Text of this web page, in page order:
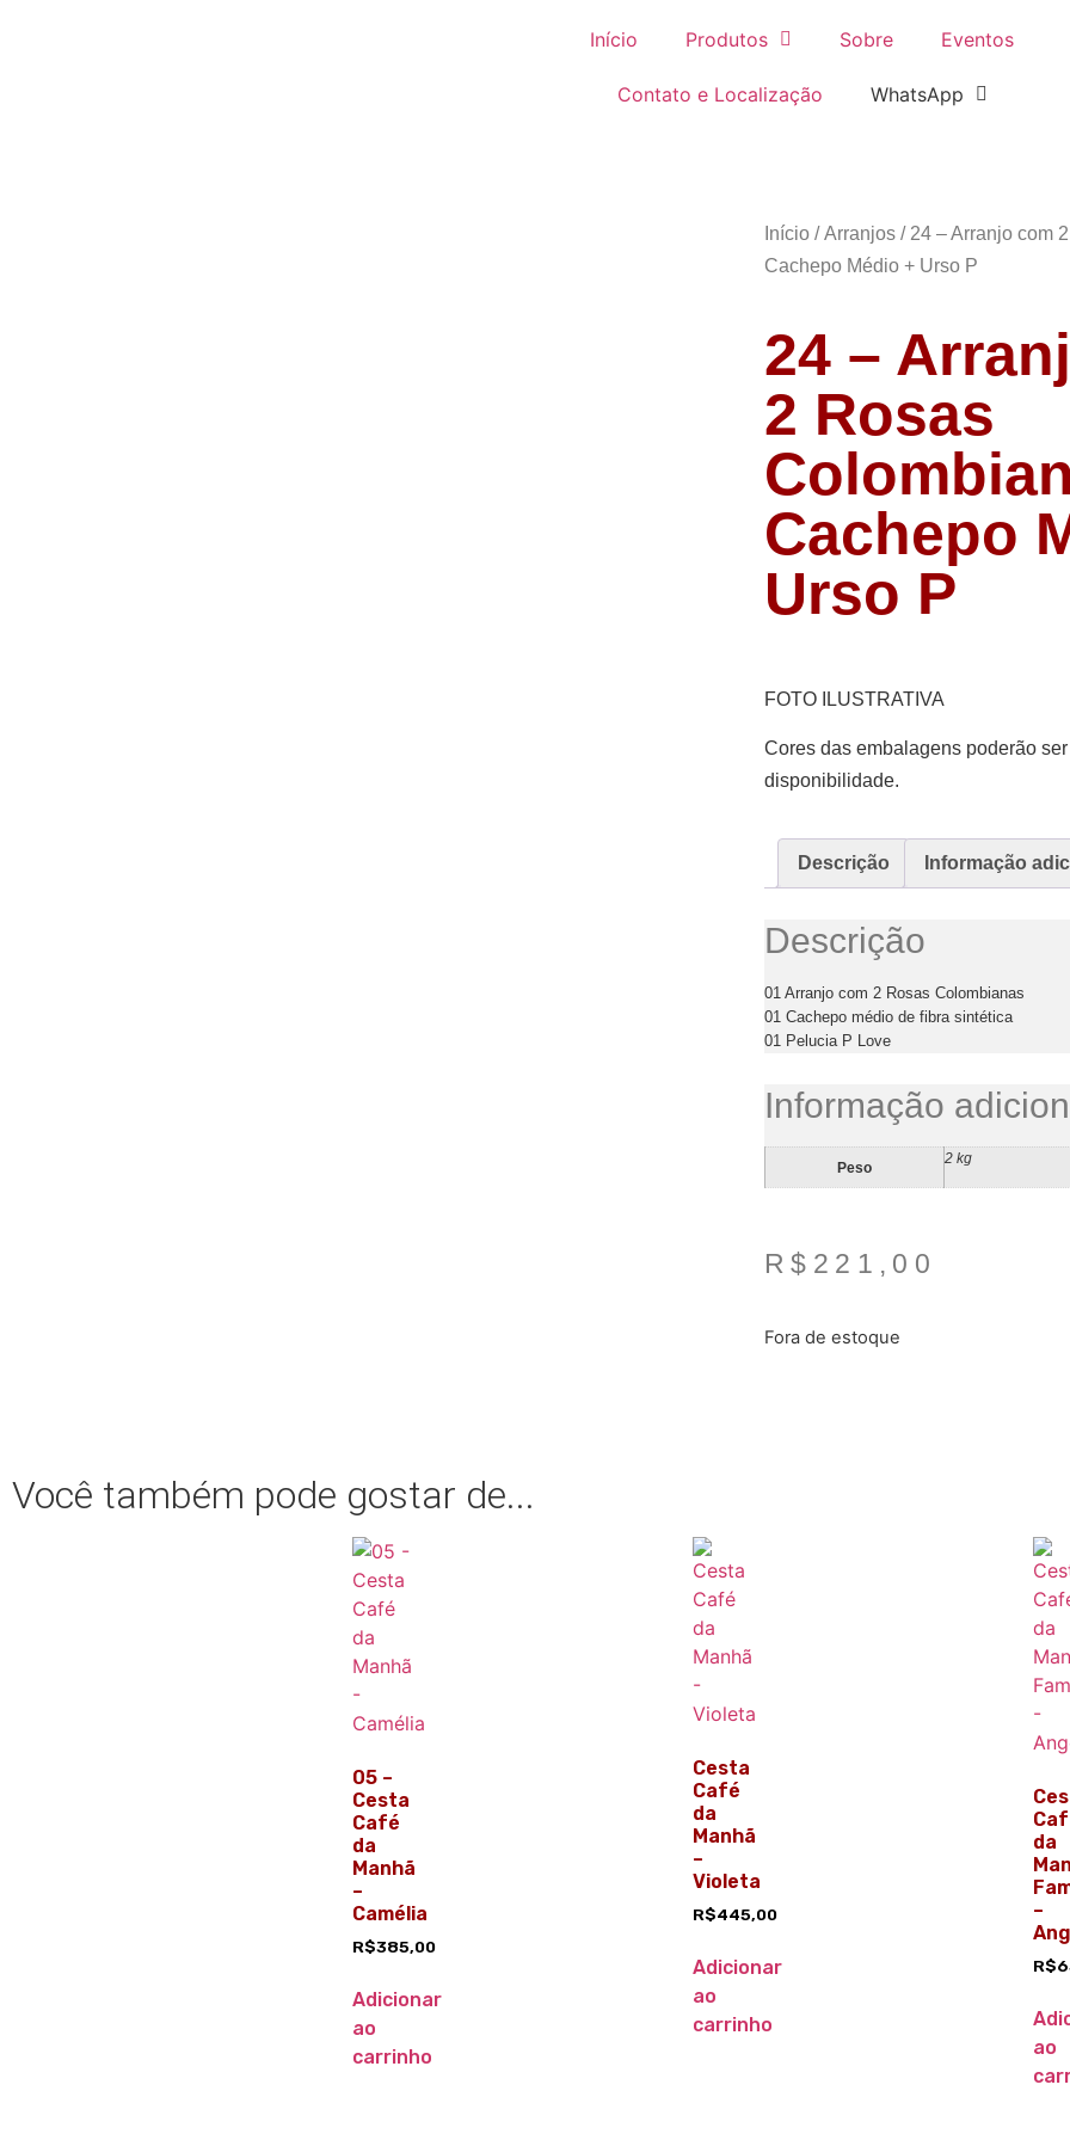
Início Produtos Sobre Eventos
Contato e Localização WhatsApp
Início /Arranjos / 24 – Arranjo com
Cachepo Médio + Urso P
24 –
2 Rosas
Cachepo
Urso P
FOTO ILUSTRATIVA
Cores das embalagens poderão
disponibilidade.
Descrição Informação
Descrição
01 Arranjo com 2 Rosas Colombianas
01 Cachepo médio de fibra sintética
01 Pelucia P Love
Informação
Peso
2 kg
R$ 221,00
Fora de estoque
Você também pode gostar de...
05 –
Cesta
Café
da
Manhã
–
Camélia
R$385,00
Adicionar
ao
carrinho
Cesta
Café
da
Manhã
–
Violeta
R$445,00
Adicionar
ao
carrinho
da
–
R$
ao